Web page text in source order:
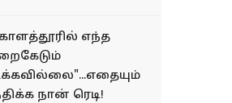
எந்த
நான் ரெடி!